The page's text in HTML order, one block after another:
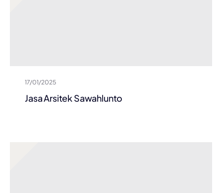
17/01/2025
Jasa Arsitek Sawahlunto